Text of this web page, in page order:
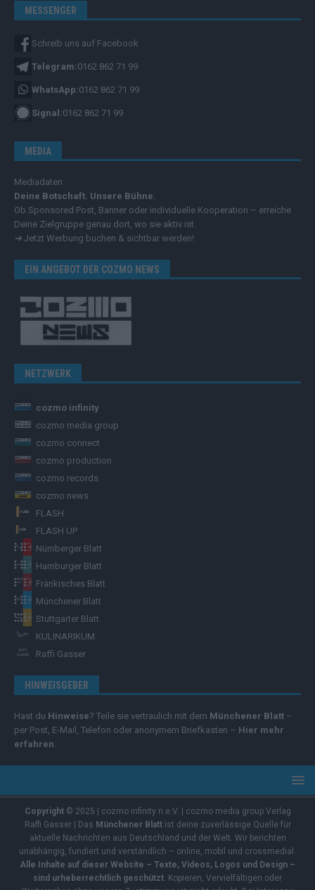
MESSENGER
Schreib uns auf Facebook
Telegram:0162 862 71 99
WhatsApp:0162 862 71 99
Signal:0162 862 71 99
MEDIA
Mediadaten
Deine Botschaft. Unsere Bühne.
Ob Sponsored Post, Banner oder individuelle Kooperation – erreiche
Deine Zielgruppe genau dort, wo sie aktiv ist.
➔ Jetzt Werbung buchen & sichtbar werden!
EIN ANGEBOT DER COZMO NEWS
NETZWERK
cozmo infinity
cozmo media group
cozmo connect
cozmo production
cozmo records
cozmo news
FLASH
FLASH UP
Nürnberger Blatt
Hamburger Blatt
Fränkisches Blatt
Münchener Blatt
Stuttgarter Blatt
KULINARIKUM.
Raffi Gasser
HINWEISGEBER
Hast du Hinweise? Teile sie vertraulich mit dem Münchener Blatt –
per Post, E-Mail, Telefon oder anonymem Briefkasten – Hier mehr
erfahren.
Copyright© 2025 | cozmo infinity n.e.V. | cozmo media group Verlag
Raffi Gasser | Das Münchener Blattist deine zuverlässige Quelle für
aktuelle Nachrichten aus Deutschland und der Welt. Wir berichten
unabhängig, fundiert und verständlich – online, mobil und crossmedial.
Alle Inhalte auf dieser Website – Texte, Videos, Logos und Design –
sind urheberrechtlich geschützt. Kopieren, Vervielfältigen oder